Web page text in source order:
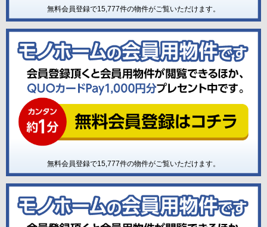
無料会員登録で15,777件の物件がご覧いただけます。
無料会員登録で15,777件の物件がご覧いただけます。